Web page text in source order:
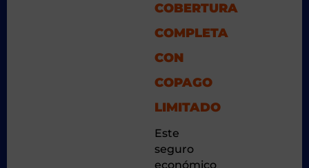
COBERTURA
COMPLETA
CON
COPAGO
LIMITADO
Este
seguro
económico